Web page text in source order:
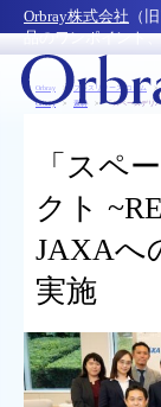
Orbray株式会社 （
品のワンポイント
Orbray プレスリリース/コラム
Orbray
素材 「スペースデリ
「スペ
クト
JAXAへ
実施